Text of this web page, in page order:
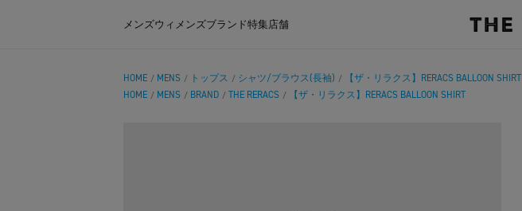
メンズウィメンズブランド特集店舗
HOME / MENS / トップス / シャツ/ブラウス(長袖) /
【ザ・リラクス】RERACS BALLOON SHIRT
HOME / MENS / BRAND / THE RERACS / 【ザ・リラクス】RERACS BALLOON SHIRT